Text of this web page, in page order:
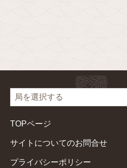
TOPページ
サイトについてのお問合せ
プライバシーポリシー